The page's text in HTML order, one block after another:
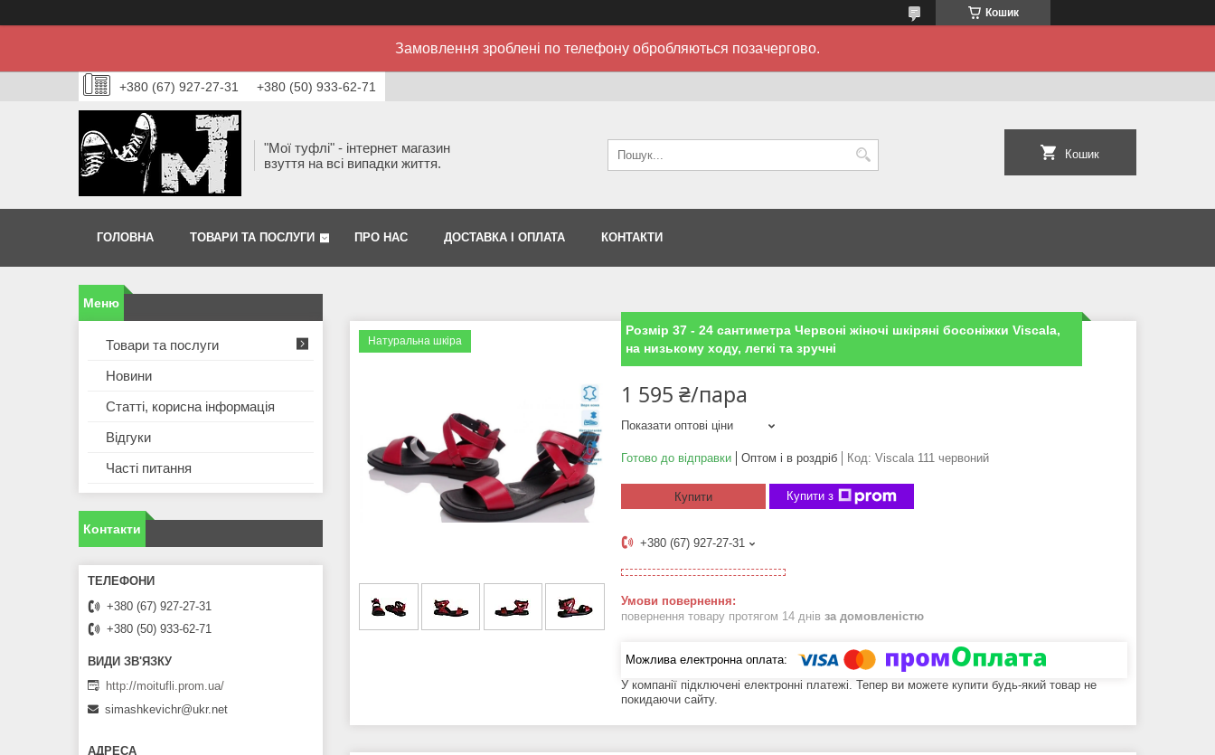
Кошик
Замовлення зроблені по телефону обробляються позачергово.
+380 (67) 927-27-31 +380 (50) 933-62-71
"Мої туфлі" - інтернет магазин
взуття на всі випадки життя.
Кошик
ГОЛОВНА ТОВАРИ ТА ПОСЛУГИ ПРО НАС ДОСТАВКА І ОПЛАТА КОНТАКТИ
Натуральна шкіра
Розмір 37 - 24 сантиметра Червоні жіночі шкіряні босоніжки Viscala,
на низькому ходу, легкі та зручні
1 595 ₴/пара
Показати оптові ціни
Готово до відправки Оптом і в роздріб Код: Viscala 111 червоний
Купити Купити з
+380 (67) 927-27-31
повернення товару протягом 14 днів за домовленістю
У компанії підключені електронні платежі. Тепер ви можете купити будь-який товар не
покидаючи сайту.
Товари та послуги
Новини
Статті, корисна інформація
Відгуки
Часті питання
Контакти
+380 (67) 927-27-31
+380 (50) 933-62-71
http://moitufli.prom.ua/
simashkevichr@ukr.net